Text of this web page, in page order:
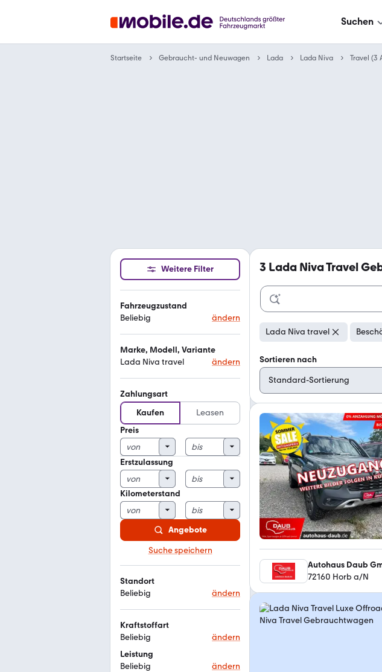
Suchen
Startseite Gebraucht- und Neuwagen Lada Lada Niva Travel (3
Weitere Filter
Fahrzeugzustand
Beliebig
ändern
Marke, Modell, Variante
Lada Niva travel
ändern
Zahlungsart
Kaufen
Leasen
Preis
Erstzulassung
Kilometerstand
Angebote
Suche speichern
Standort
Beliebig
ändern
Kraftstoffart
Beliebig
ändern
Leistung
Beliebig
ändern
3 Lada Niva Travel
Lada Niva travel
Sortieren nach
Autohaus Daub
72160 Horb a/N